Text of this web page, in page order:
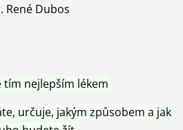
René Dubos
tím nejlepším lékem
určuje, jakým způsobem a jak